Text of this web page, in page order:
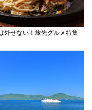
外せない！旅先グルメ特集